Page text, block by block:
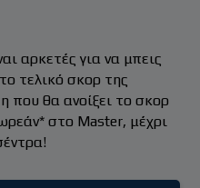
αρκετές για να μπεις
τελικό σκορ της
που θα ανοίξει το σκορ
στο Master, μέχρι